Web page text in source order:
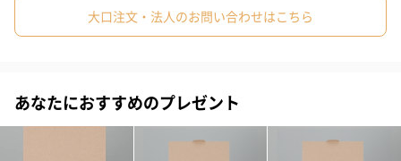
もちろん、驚きの吸水力で、お洗濯後の乾きも速い！
嬉しいサイズです。
大口注文・法人のお問い合わせはこちら
あなたにおすすめのプレゼント